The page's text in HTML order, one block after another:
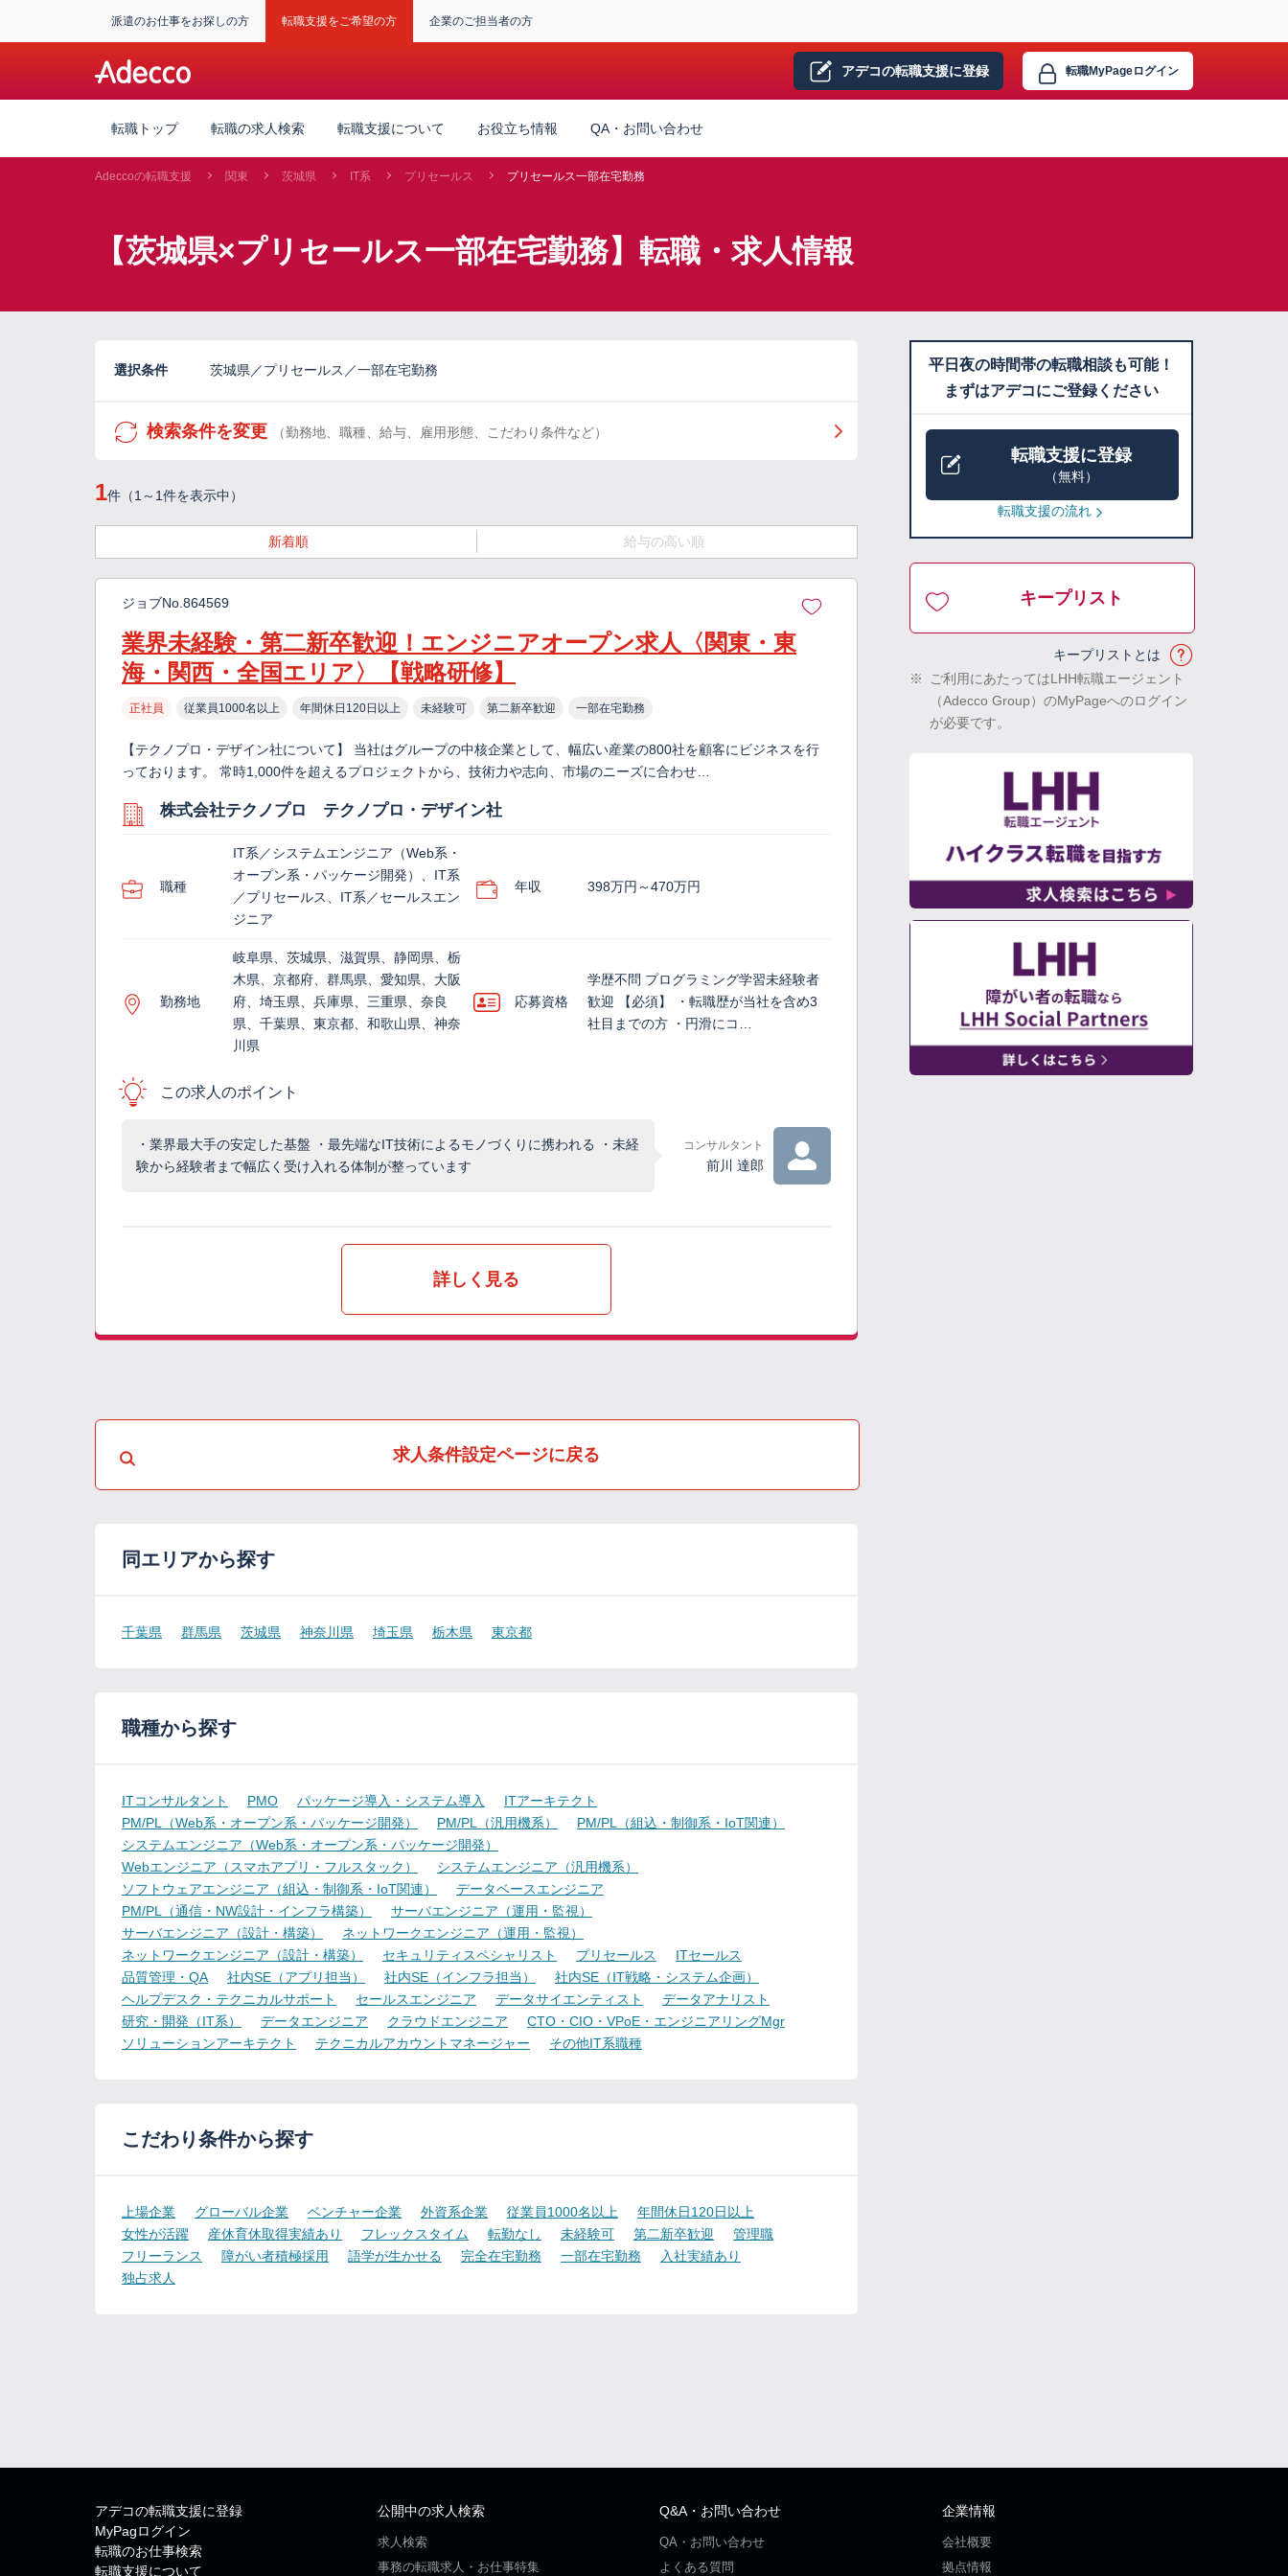
派遣のお仕事をお探しの方 転職支援をご希望の方 企業のご担当者の方
アデコの転職支援に登録 転職MyPageログイン
転職トップ 転職の求人検索 転職支援について お役立ち情報 QA・お問い合わせ
Adeccoの転職支援 関東 茨城県 IT系 プリセールス プリセールス一部在宅勤務
【茨城県×プリセールス一部在宅勤務】転職・求人情報
選択条件 茨城県／プリセールス／一部在宅勤務
検索条件を変更 （勤務地、職種、給与、雇用形態、こだわり条件など）
1件（1～1件を表示中）
新着順 給与の高い順
ジョブNo.864569
業界未経験・第二新卒歓迎！エンジニアオープン求人〈関東・東
海・関西・全国エリア〉【戦略研修】
正社員 従業員1000名以上 年間休日120日以上 未経験可 第二新卒歓迎 一部在宅勤務
【テクノプロ・デザイン社について】 当社はグループの中核企業として、幅広い産業の800社を顧客にビジネスを行
っております。 常時1,000件を超えるプロジェクトから、技術力や志向、市場のニーズに合わせ…
株式会社テクノプロ テクノプロ・デザイン社
職種
IT系／システムエンジニア（Web系・
オープン系・パッケージ開発）、IT系
／プリセールス、IT系／セールスエン
ジニア
年収 398万円～470万円
勤務地
岐阜県、茨城県、滋賀県、静岡県、栃
木県、京都府、群馬県、愛知県、大阪
府、埼玉県、兵庫県、三重県、奈良
県、千葉県、東京都、和歌山県、神奈
川県
応募資格
学歴不問 プログラミング学習未経験者
歓迎 【必須】 ・転職歴が当社を含め3
社目までの方 ・円滑にコ…
この求人のポイント
・業界最大手の安定した基盤 ・最先端なIT技術によるモノづくりに携われる ・未経
験から経験者まで幅広く受け入れる体制が整っています
コンサルタント
前川 達郎
詳しく見る
求人条件設定ページに戻る
同エリアから探す
千葉県 群馬県 茨城県 神奈川県 埼玉県 栃木県 東京都
職種から探す
ITコンサルタント PMO パッケージ導入・システム導入
ITアーキテクト
PM/PL（Web系・オープン系・パッケージ開発）
PM/PL（汎用機系）
PM/PL（組込・制御系・IoT関連）
システムエンジニア（Web系・オープン系・パッケージ開発）
Webエンジニア（スマホアプリ・フルスタック）
システムエンジニア（汎用機系）
ソフトウェアエンジニア（組込・制御系・IoT関連）
データベースエンジニア
PM/PL（通信・NW設計・インフラ構築）
サーバエンジニア（運用・監視）
サーバエンジニア（設計・構築）
ネットワークエンジニア（運用・監視）
ネットワークエンジニア（設計・構築）
セキュリティスペシャリスト プリセールス
ITセールス
品質管理・QA
社内SE（アプリ担当） 社内SE（インフラ担当）
社内SE（IT戦略・システム企画）
ヘルプデスク・テクニカルサポート
セールスエンジニア データサイエンティスト
データアナリスト
研究・開発（IT系）
データエンジニア クラウドエンジニア
CTO・CIO・VPoE・エンジニアリングMgr
ソリューションアーキテクト
テクニカルアカウントマネージャー その他IT系職種
こだわり条件から探す
上場企業 グローバル企業 ベンチャー企業 外資系企業 従業員1000名以上
年間休日120日以上
女性が活躍
産休育休取得実績あり フレックスタイム 転勤なし 未経験可 第二新卒歓迎
管理職
フリーランス
障がい者積極採用 語学が生かせる 完全在宅勤務 一部在宅勤務
入社実績あり
独占求人
平日夜の時間帯の転職相談も可能！
まずはアデコにご登録ください
転職支援に登録
（無料）
転職支援の流れ
キープリスト
キープリストとは
※
ご利用にあたってはLHH転職エージェント
（Adecco Group）のMyPageへのログイン
が必要です。
アデコの転職支援に登録
MyPagログイン
転職のお仕事検索
転職支援について
公開中の求人検索
求人検索
事務の転職求人・お仕事特集
Q&A・お問い合わせ
QA・お問い合わせ
よくある質問
企業情報
会社概要
拠点情報